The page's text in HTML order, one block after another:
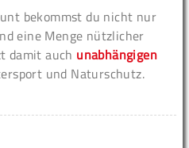
bekommst du nicht nur
eine Menge nützlicher
damit auch unabhängigen
und Naturschutz.